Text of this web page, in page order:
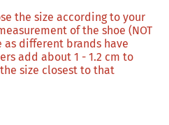
the size according to your
of the shoe (NOT
as different brands have
add about 1 - 1.2 cm to
size closest to that